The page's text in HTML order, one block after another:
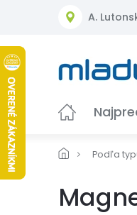
A.
Podľa